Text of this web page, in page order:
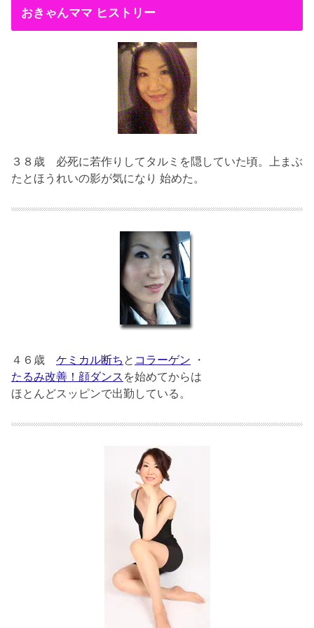
おきゃんママ ヒストリー
３８歳 必死に若作りしてタルミを隠していた頃。上まぶ
たとほうれいの影が気になり 始めた。
４６歳 ケミカル断ち と コラーゲン ・
たるみ改善！顔ダンス を始めてからは
ほとんどスッピンで出勤している。